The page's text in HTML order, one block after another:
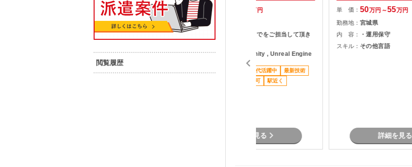
閲覧履歴
務アプリ自動生成ツール開発案
万円～65万円
ます。 ・Node-REDで画面遷移を定
義してCSV（予定）で出力。 ・出力
その他言語
単 価：
万円
勤務地：
開発～テストまでをご担当して頂き
スキル：その他言語 , Unity , Unreal Engine
20代活躍中
最新技術
私服/ビジネスカジュアル可
駅近く
詳細を見る
単 価：50万円～55万円
勤務地：宮城県
内 容：
・運用保守
スキル： その他言語
詳細を見る